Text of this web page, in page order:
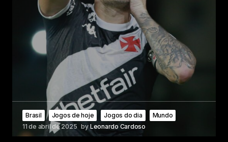
Brasil Jogos de hoje Jogos do dia
Mundo
11 de abril de 2025 by Leonardo Cardoso